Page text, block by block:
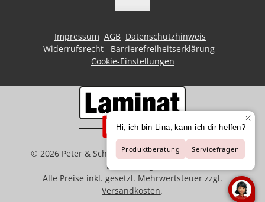
Impressum AGB Datenschutzhinweis
Widerrufsrecht
Barrierefreiheitserklärung
Cookie-Einstellungen
© 2026 Peter & Schaffart GmbH | Der Spezialist für
Bodenbeläge
Alle Preise inkl. gesetzl. Mehrwertsteuer zzgl.
Versandkosten.